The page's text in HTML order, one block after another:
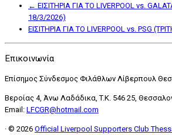
← ΕΙΣΙΤΗΡΙΑ ΓΙΑ ΤΟ LIVERPOOL vs.
18/3/2026)
ΕΙΣΙΤΗΡΙΑ ΓΙΑ ΤΟ LIVERPOOL vs. PSG
Επικοινωνία
Επίσημος Σύνδεσμος Φιλάθλων Λίβερπουλ
Βεροίας 4, Άνω Λαδάδικα, T.K. 546 25,
Email: LFCGR@hotmail.com
· © 2026 Official Liverpool Supporters Club